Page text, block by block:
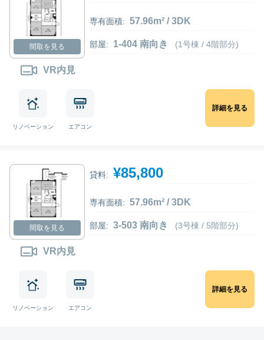
間取を見る
VR内見
専有面積: 57.96m² / 3DK
部屋: 1-404 南向き (1号棟 / 4階部分)
リノベーション エアコン
詳細を見る
間取を見る
VR内見
貸料: ¥85,800
専有面積: 57.96m² / 3DK
部屋: 3-503 南向き (3号棟 / 5階部分)
リノベーション エアコン
詳細を見る